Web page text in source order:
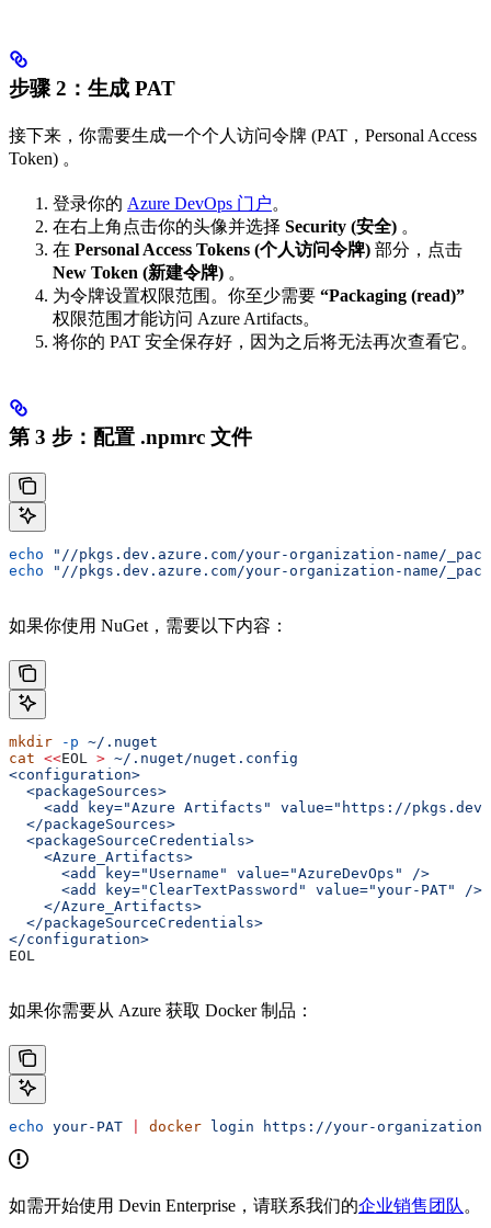
步骤 2：生成 PAT
接下来，你需要生成一个个人访问令牌 (PAT，Personal Access
Token) 。
登录你的 Azure DevOps 门户。
在右上角点击你的头像并选择 Security (安全) 。
在 Personal Access Tokens (个人访问令牌) 部分，点击
New Token (新建令牌) 。
为令牌设置权限范围。你至少需要 “Packaging (read)”
权限范围才能访问 Azure Artifacts。
将你的 PAT 安全保存好，因为之后将无法再次查看它。
第 3 步：配置 .npmrc 文件
echo "//pkgs.dev.azure.com/your-organization-name/
echo "//pkgs.dev.azure.com/your-organization-name/
如果你使用 NuGet，需要以下内容：
mkdir -p ~/.nuget
cat <<EOL > ~/.nuget/nuget.config
<configuration>
  <packageSources>
<add key="Azure Artifacts" value="https://
  </packageSources>
  <packageSourceCredentials>
    <Azure_Artifacts>
      <add key="Username" value="AzureDevOps" />
      <add key="ClearTextPassword" value="your-PAT" />
    </Azure_Artifacts>
  </packageSourceCredentials>
</configuration>
EOL
如果你需要从 Azure 获取 Docker 制品：
echo your-PAT docker login https://your-organization-
如需开始使用 Devin Enterprise，请联系我们的企业销售团队 。